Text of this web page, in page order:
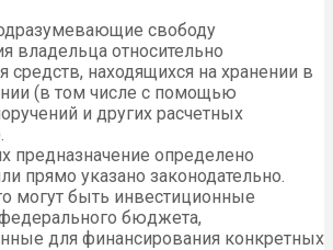
свободу
владельца относительно
средств, находящихся на хранении в
(в том числе с помощью
и других расчетных
предназначение определено
прямо указано законодательно.
могут быть инвестиционные
бюджета,
для финансирования конкретных